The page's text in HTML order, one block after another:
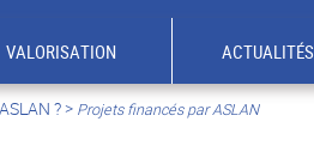
VALORISATION ACTUALITÉS
?> Projets financés par ASLAN